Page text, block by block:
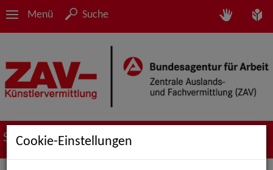
Menü Suche
Suche nach Künstler*innen
Cookie-Einstellungen